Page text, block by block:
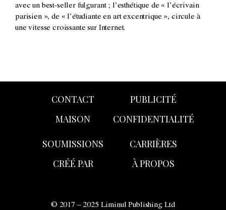
avec un best-seller fulgurant ; l’esthétique de « l’écrivain
parisien », de « l’étudiante en art excentrique », circule à
une vitesse croissante sur Internet.
CONTACT
MAISON
PUBLICITÉ
CONFIDENTIALITÉ
SOUMISSIONS
CRÉÉ PAR
CARRIÈRES
À PROPOS
© 2017 – 2025 Liminul Publishing Ltd